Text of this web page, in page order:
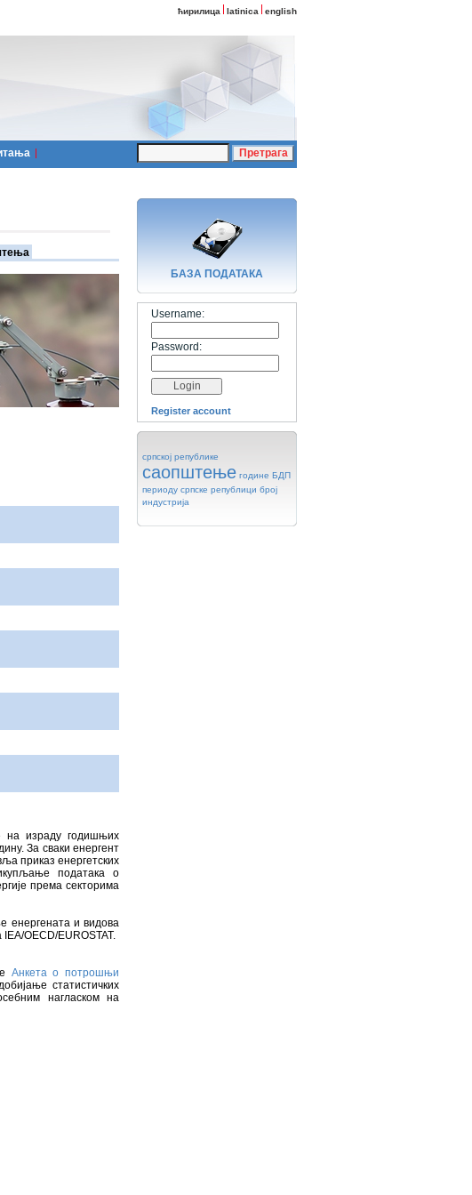
ћирилица latinica english
на израду годишњих
За сваки енергент
приказ енергетских
података о
према секторима
енергената и видова
IEA/OECD/EUROSTAT.
Анкета о потрошњи
статистичких
нагласком на
БАЗA ПОДАТАКА
Username:
Password:
Register account
српској републике
саопштење године БДП
периоду српске републици број
индустрија